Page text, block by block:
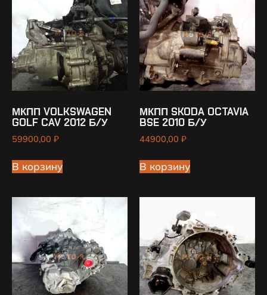
МКПП VOLKSWAGEN
GOLF CAV 2012 Б/У
59900,00 ₽
В корзину
МКПП SKODA OCTAVIA
BSE 2010 Б/У
44900,00 ₽
В корзину